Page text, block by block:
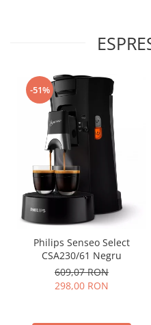
-51%
Philips Senseo Select
CSA230/61 Negru
609,07 RON
298,00 RON